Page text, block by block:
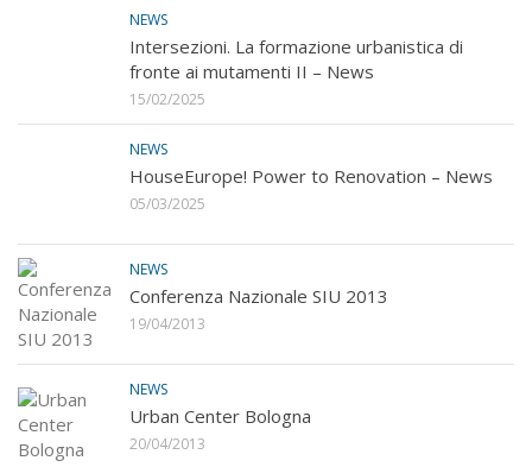
NEWS
Intersezioni. La formazione urbanistica di
fronte ai mutamenti II – News
15/02/2025
NEWS
HouseEurope! Power to Renovation – News
05/03/2025
NEWS
Conferenza Nazionale SIU 2013
19/04/2013
NEWS
Urban Center Bologna
20/04/2013